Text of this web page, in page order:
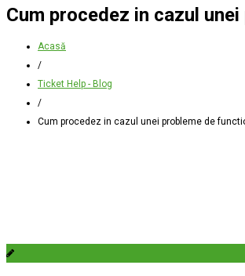
Cum procedez in cazul
Acasă
/
Ticket Help - Blog
/
Cum procedez in cazul unei probleme de